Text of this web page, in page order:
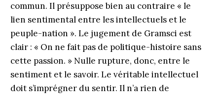
commun. Il présuppose bien au contraire « le
lien sentimental entre les intellectuels et le
peuple-nation ». Le jugement de Gramsci est
clair : « On ne fait pas de politique-histoire sans
cette passion. » Nulle rupture, donc, entre le
sentiment et le savoir. Le véritable intellectuel
doit s’imprégner du sentir. Il n’a rien de